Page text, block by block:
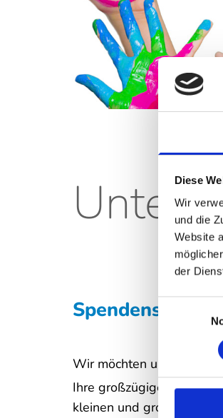
Diese
Wir
und die
Website
der
Spendenseite
Wir möchten uns ganz
Ihre großzügigen
kleinen und großen